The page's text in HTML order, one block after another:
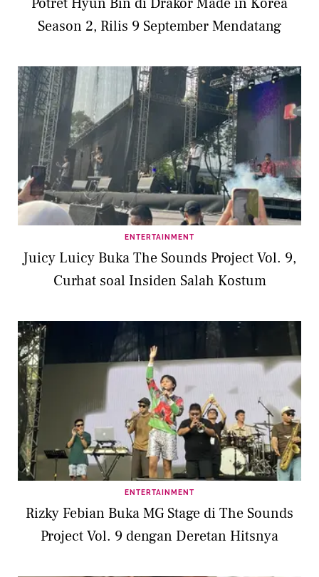
Season 2, Rilis 9 September Mendatang
ENTERTAINMENT
Juicy Luicy Buka The Sounds Project Vol. 9,
Curhat soal Insiden Salah Kostum
ENTERTAINMENT
Rizky Febian Buka MG Stage di The Sounds
Project Vol. 9 dengan Deretan Hitsnya